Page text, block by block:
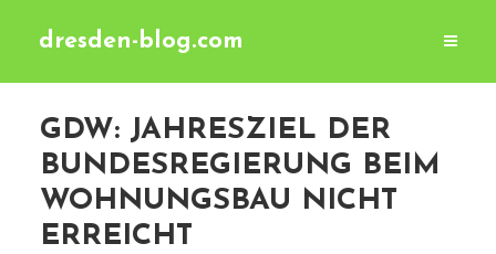
dresden-blog.com
GDW: JAHRESZIEL DER
BUNDESREGIERUNG BEIM
WOHNUNGSBAU NICHT
ERREICHT